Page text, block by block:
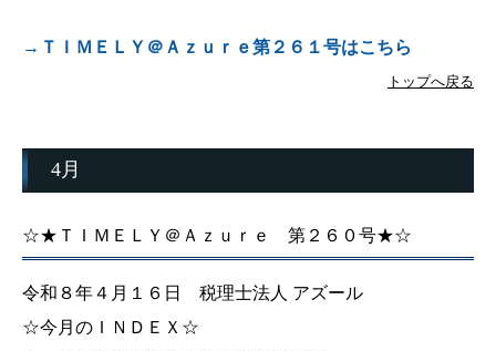
→ＴＩＭＥＬＹ＠Ａｚｕｒｅ第２６１号はこちら
トップへ戻る
4月
☆★ＴＩＭＥＬＹ＠Ａｚｕｒｅ 第２６０号★☆
令和８年４月１６日 税理士法人 アズール
☆今月のＩＮＤＥＸ☆